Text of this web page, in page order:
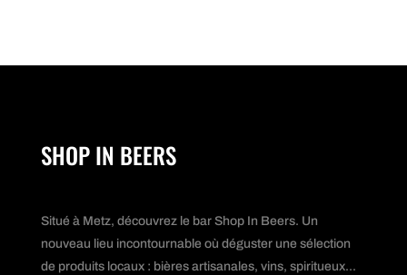
SHOP IN BEERS
Situé à Metz, découvrez le bar Shop In Beers. Un
nouveau lieu incontournable où déguster une sélection
de produits locaux : bières artisanales, vins, spiritueux...